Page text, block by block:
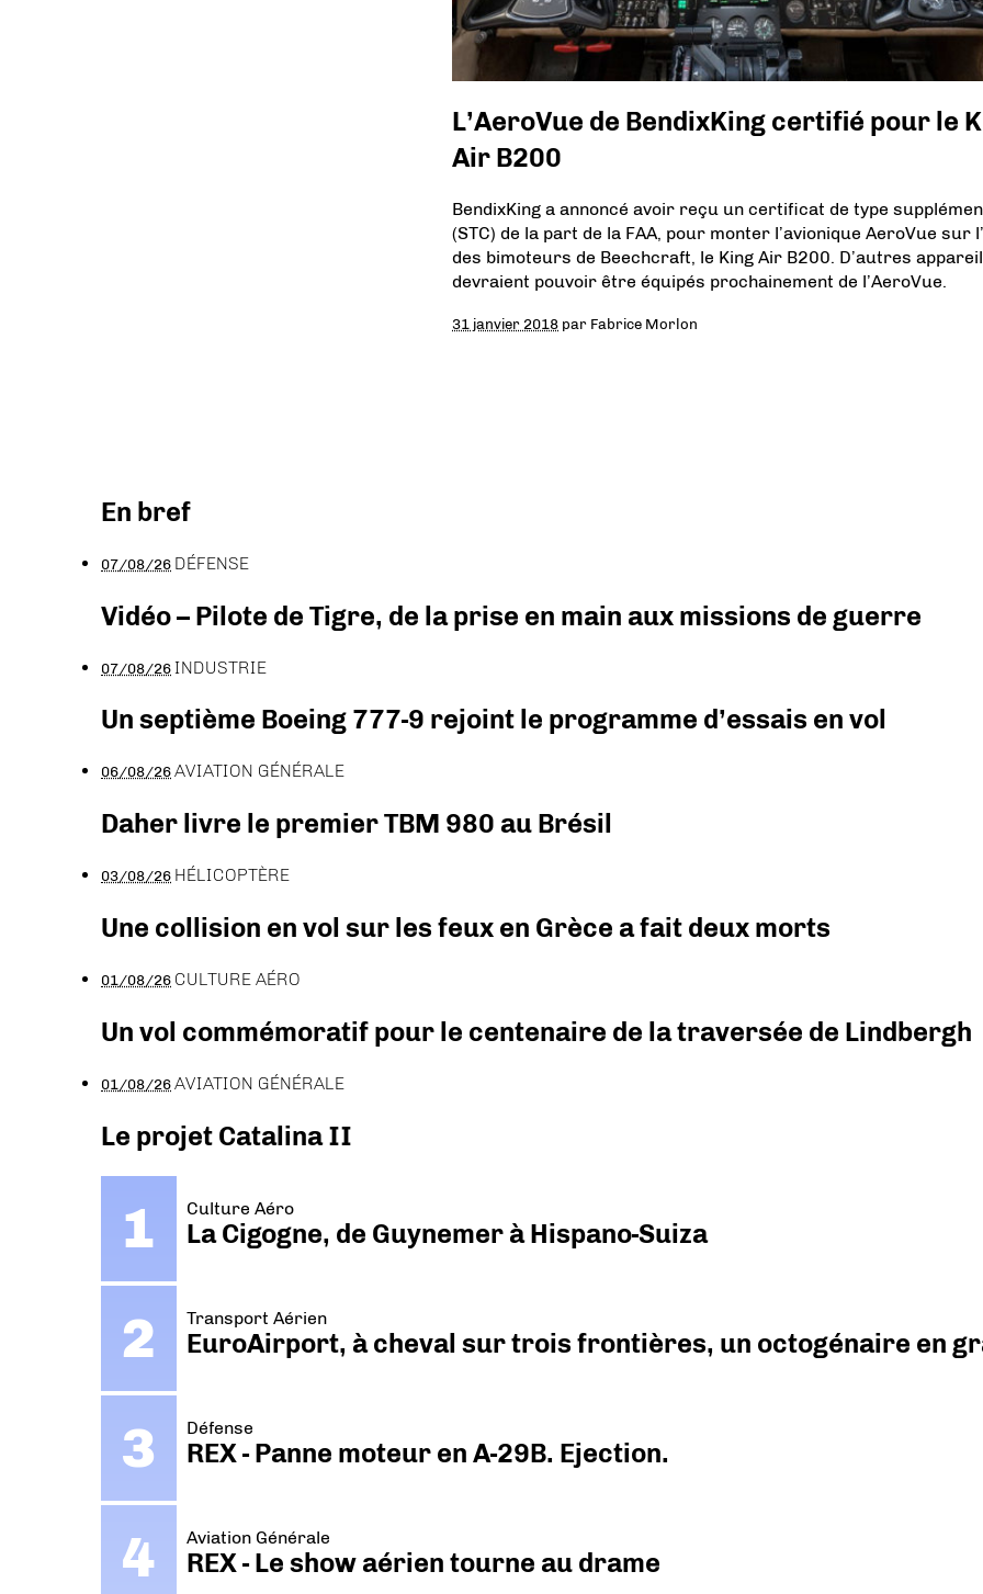
L’AeroVue de BendixKing certifié pour le
Air B200
BendixKing a annoncé avoir reçu un certificat de type
(STC) de la part de la FAA, pour monter l’avionique AeroVue sur
des bimoteurs de Beechcraft, le King Air B200. D’autres
devraient pouvoir être équipés prochainement de l’AeroVue.
31 janvier 2018 par Fabrice Morlon
En bref
07/08/26 DÉFENSE
Vidéo – Pilote de Tigre, de la prise en main aux missions de guerre
07/08/26INDUSTRIE
Un septième Boeing 777-9 rejoint le programme d’essais en vol
06/08/26AVIATION GÉNÉRALE
Daher livre le premier TBM 980 au Brésil
03/08/26 HÉLICOPTÈRE
Une collision en vol sur les feux en Grèce a fait deux morts
01/08/26 CULTURE AÉRO
Un vol commémoratif pour le centenaire de la traversée de Lindbergh
01/08/26AVIATION GÉNÉRALE
Le projet Catalina II
Culture Aéro
La Cigogne, de Guynemer à Hispano-Suiza
Transport Aérien
EuroAirport, à cheval sur trois frontières, un octogénaire en
Défense
REX - Panne moteur en A-29B. Ejection.
Aviation Générale
REX - Le show aérien tourne au drame